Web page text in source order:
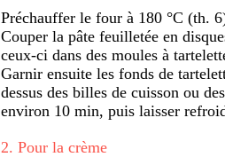
Préchauffer le four à 180 °C (th.
Couper la pâte feuilletée en
ceux-ci dans des moules à
Garnir ensuite les fonds de
dessus des billes de cuisson ou
environ 10 min, puis laisser
2. Pour la crème